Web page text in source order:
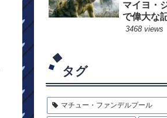
マイヨ・
で偉大な
3468 views
タグ
マチュー・ファンデルプール